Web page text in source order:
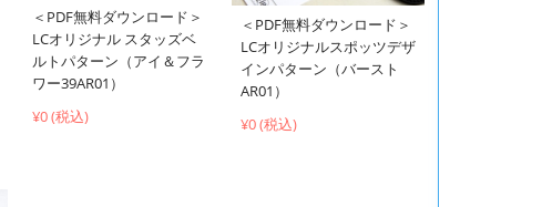
＜PDF無料ダウンロード＞
LCオリジナル スタッズベ
ルトパターン（アイ＆フラ
ワー39AR01）
¥0 (税込)
＜PDF無料ダウンロード＞
LCオリジナルスポッツデザ
インパターン（バースト
AR01）
¥0 (税込)